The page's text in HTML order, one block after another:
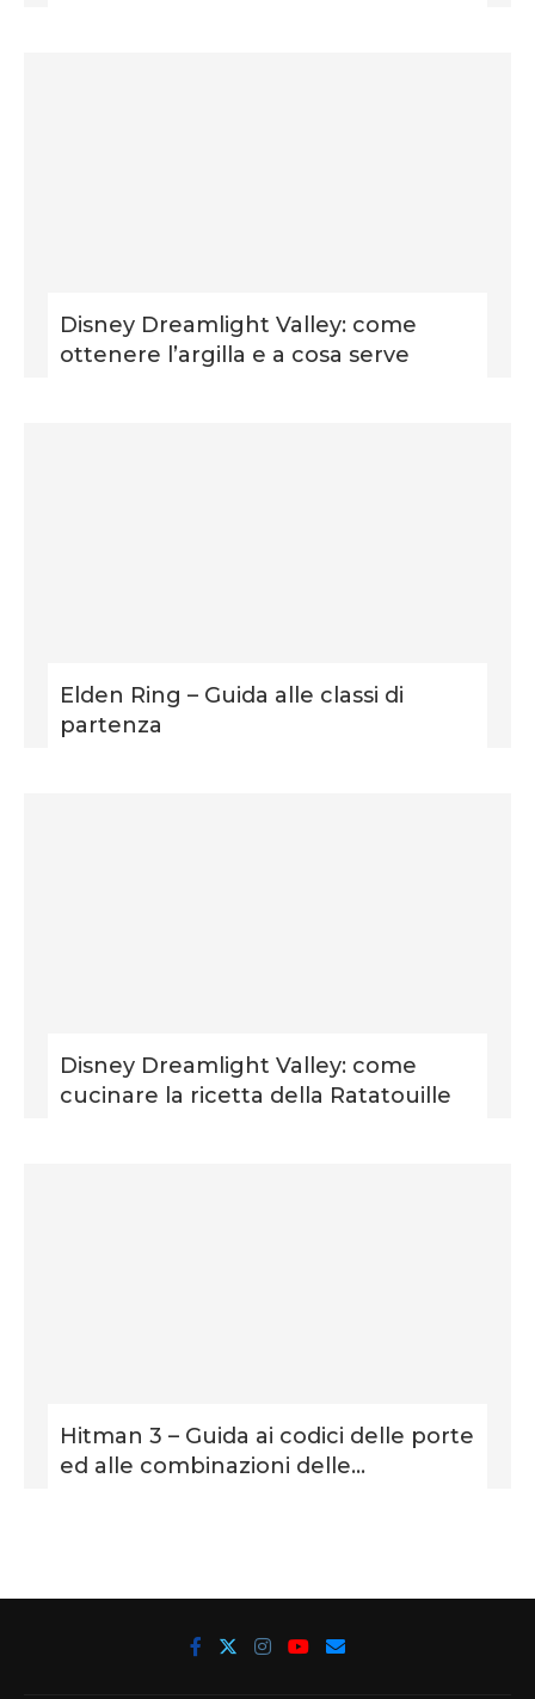
Disney Dreamlight Valley: come
ottenere l’argilla e a cosa serve
Elden Ring – Guida alle classi di
partenza
Disney Dreamlight Valley: come
cucinare la ricetta della Ratatouille
Hitman 3 – Guida ai codici delle porte
ed alle combinazioni delle...